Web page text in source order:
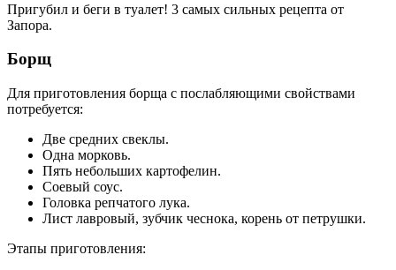
Пригубил и беги в туалет! 3 самых сильных рецепта от
Запора.
Борщ
Для приготовления борща с послабляющими свойствами
потребуется:
Две средних свеклы.
Одна морковь.
Пять небольших картофелин.
Соевый соус.
Головка репчатого лука.
Лист лавровый, зубчик чеснока, корень от петрушки.
Этапы приготовления: